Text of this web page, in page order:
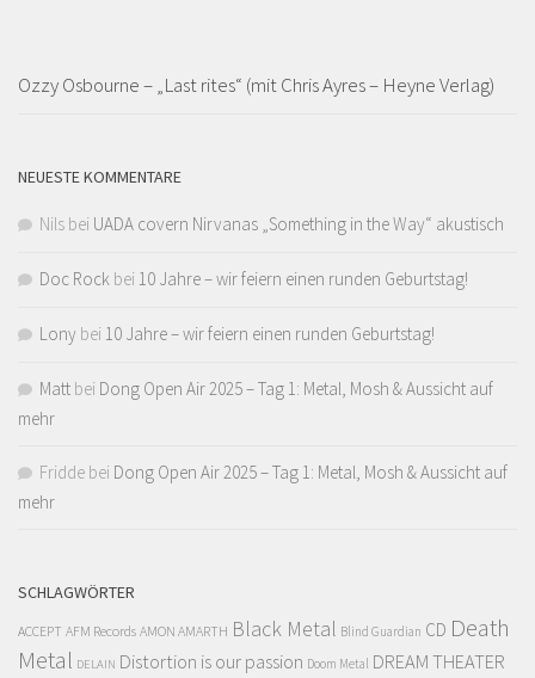
Ozzy Osbourne – „Last rites“ (mit Chris Ayres – Heyne Verlag)
NEUESTE KOMMENTARE
Nils bei UADA covern Nirvanas „Something in the Way“ akustisch
Doc Rock bei 10 Jahre – wir feiern einen runden Geburtstag!
Lony bei 10 Jahre – wir feiern einen runden Geburtstag!
Matt bei Dong Open Air 2025 – Tag 1: Metal, Mosh & Aussicht auf
mehr
Fridde bei Dong Open Air 2025 – Tag 1: Metal, Mosh & Aussicht auf
mehr
SCHLAGWÖRTER
ACCEPT AFM Records AMON AMARTH Black Metal Blind Guardian CD Death
Metal DELAIN Distortion is our passion Doom Metal DREAM THEATER